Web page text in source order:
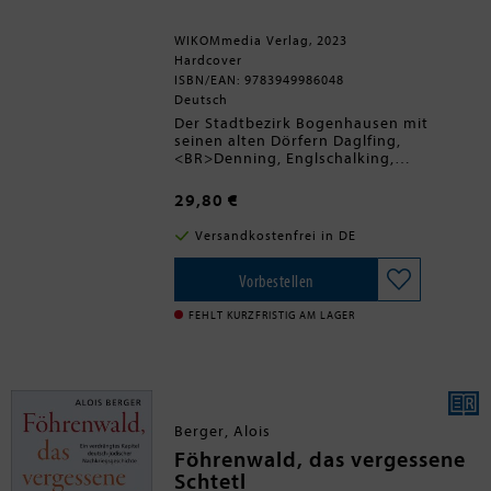
WIKOMmedia Verlag, 2023
Hardcover
ISBN/EAN: 9783949986048
Deutsch
Der Stadtbezirk Bogenhausen mit
seinen alten Dörfern Daglfing,
<BR>Denning, Englschalking,
Ziegelland<BR>über der Isar ist nicht
nur ein beliebtes Wohngebiet.<BR>Es
ist ein Ort mit viel Geschichte und
Kultur.<BR>Im vorliebenden Buch wird
in einem farbigen Gang durch
die<BR>Geschichte die Bedeutung und
die Schönheit dieses
wichtigen<BR>Teils von München vor
29,80 €
Versandkostenfrei in DE
Vorbestellen
FEHLT KURZFRISTIG AM LAGER
Berger, Alois
Föhrenwald, das vergessene
Schtetl